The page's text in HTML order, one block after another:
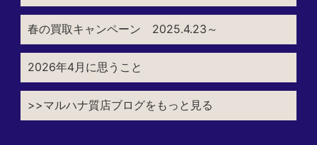
春の買取キャンペーン 2025.4.23～
2026年4月に思うこと
>>マルハナ質店ブログをもっと見る